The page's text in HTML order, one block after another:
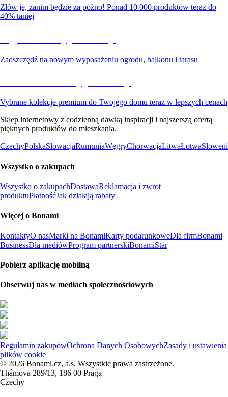
Złów je, zanim będzie za późno! Ponad 10 000 produktów teraz do
40% taniej
Zaoszczędź na nowym wyposażeniu ogrodu, balkonu i tarasu
Vybrane kolekcje premium do Twojego domu teraz w lepszych cenach
Sklep internetowy z codzienną dawką inspiracji i najszerszą ofertą
pięknych produktów do mieszkania.
CzechyPolskaSłowacjaRumuniaWęgryChorwacjaLitwaŁotwa
Wszystko o zakupach
Wszystko o zakupachDostawaReklamacja i zwrot
produktuPłatnośćJak działają rabaty
Więcej o Bonami
KontaktyO nasMarki na BonamiKarty podarunkoweDla firmBonami
BusinessDla mediówProgram partnerskiBonamiStar
Pobierz aplikację mobilną
Obserwuj nas w mediach społecznościowych
Regulamin zakupówOchrona Danych OsobowychZasady i ustawienia
plików cookie
© 2026 Bonami.cz, a.s. Wszystkie prawa zastrzeżone.
Thámova 289/13, 186 00 Praga
Czechy